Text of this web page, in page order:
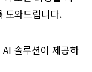
도와드립니다.
AI 솔루션이 제공하